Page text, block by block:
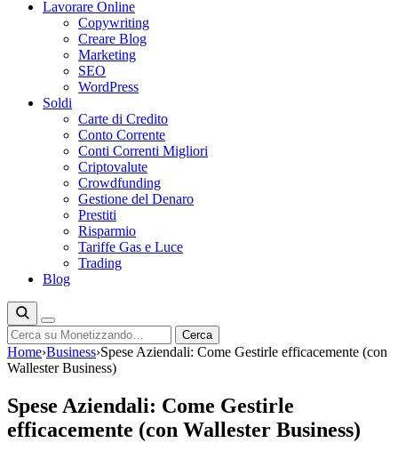
Lavorare Online
Copywriting
Creare Blog
Marketing
SEO
WordPress
Soldi
Carte di Credito
Conto Corrente
Conti Correnti Migliori
Criptovalute
Crowdfunding
Gestione del Denaro
Prestiti
Risparmio
Tariffe Gas e Luce
Trading
Blog
Cerca Cerca
Home›Business›Spese Aziendali: Come Gestirle efficacemente (con
Wallester Business)
Spese Aziendali: Come Gestirle
efficacemente (con Wallester Business)